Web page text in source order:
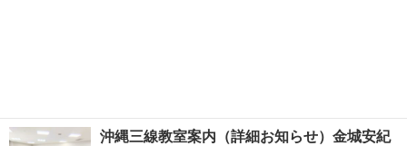
沖縄三線教室案内（詳細お知らせ）金城安紀